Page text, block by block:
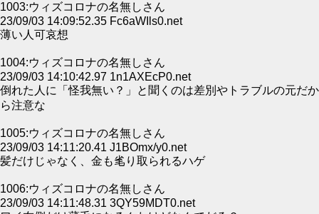
1003:ウィズコロナの名無しさん
23/09/03 14:09:52.35 Fc6aWIls0.net
薄い人可哀想
1004:ウィズコロナの名無しさん
23/09/03 14:10:42.97 1n1AXEcP0.net
倒れた人に「怪我無い？」と聞くのは差別やトラブルの元だか
ら注意な
1005:ウィズコロナの名無しさん
23/09/03 14:11:20.41 J1BOmx/y0.net
髪だけじゃなく、金も毟り取られるハゲ
1006:ウィズコロナの名無しさん
23/09/03 14:11:48.31 3QY59MDT0.net